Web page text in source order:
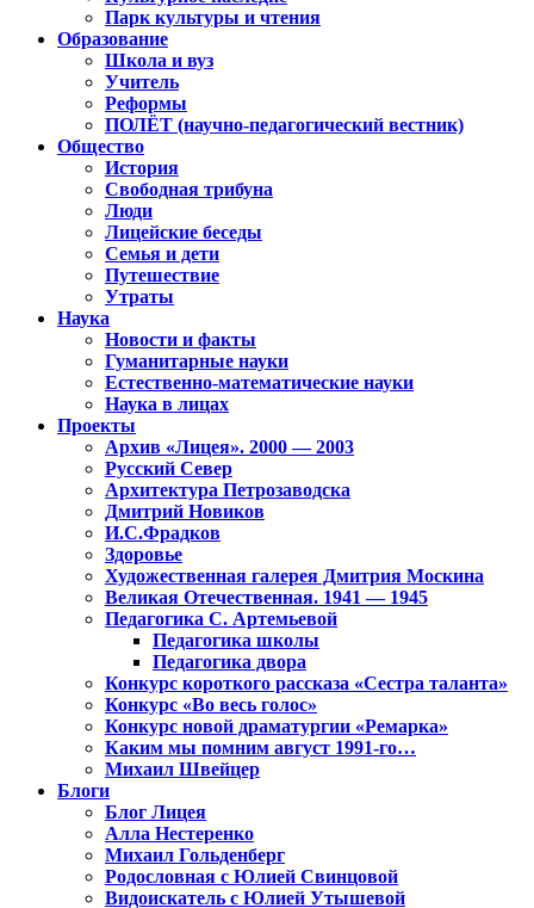
Парк культуры и чтения
Образование
Школа и вуз
Учитель
Реформы
ПОЛЁТ (научно-педагогический вестник)
Общество
История
Свободная трибуна
Люди
Лицейские беседы
Семья и дети
Путешествие
Утраты
Наука
Новости и факты
Гуманитарные науки
Естественно-математические науки
Наука в лицах
Проекты
Архив «Лицея». 2000 — 2003
Русский Север
Архитектура Петрозаводска
Дмитрий Новиков
И.С.Фрадков
Здоровье
Художественная галерея Дмитрия Москина
Великая Отечественная. 1941 — 1945
Педагогика С. Артемьевой
Педагогика школы
Педагогика двора
Конкурс короткого рассказа «Сестра таланта»
Конкурс «Во весь голос»
Конкурс новой драматургии «Ремарка»
Каким мы помним август 1991-го…
Михаил Швейцер
Блоги
Блог Лицея
Алла Нестеренко
Михаил Гольденберг
Родословная с Юлией Свинцовой
Видоискатель с Юлией Утышевой